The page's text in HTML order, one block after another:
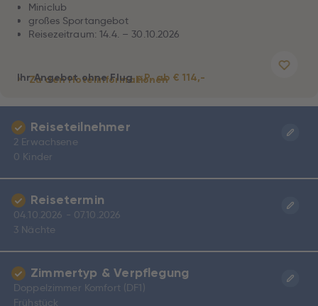
Miniclub
großes Sportangebot
Reisezeitraum: 14.4. – 30.10.2026
Zu den Hotelinformationen
Ihr Angebot ohne Flugp.P. ab € 114,-
Reiseteilnehmer
2 Erwachsene
0 Kinder
Reisetermin
04.10.2026 - 07.10.2026
3 Nächte
Zimmertyp & Verpflegung
Doppelzimmer Komfort (DF1)
Frühstück